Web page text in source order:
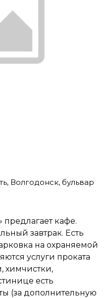
Волгодонск, бульвар
предлагает кафе.
завтрак. Есть
на охраняемой
услуги проката
химчистки,
есть
(за дополнительную